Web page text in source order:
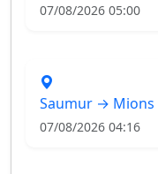
07/08/2026 05:00
Saumur → Mions
07/08/2026 04:16